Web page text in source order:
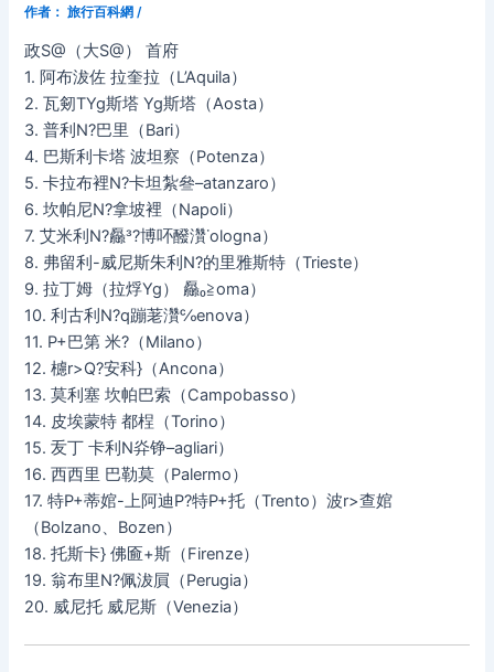
作者： 旅行百科網 /
政S@（大S@） 首府
1. 阿布沷佐 拉奎拉（L’Aquila）
2. 瓦剱TYg斯塔 Yg斯塔（Aosta）
3. 普利N?巴里（Bari）
4. 巴斯利卡塔 波坦察（Potenza）
5. 卡拉布裡N?卡坦紮叄–atanzaro）
6. 坎帕尼N?拿坡裡（Napoli）
7. 艾米利N?厵?博吥醱灒˙ologna）
8. 弗留利-威尼斯朱利N?的里雅斯特（Trieste）
9. 拉丁姆（拉烰Yg） 厵≧oma）
10. 利古利N?q蹦荖灒℅enova）
11. P+巴第 米?（Milano）
12. 櫖r>Q?安科}（Ancona）
13. 莫利塞 坎帕巴索（Campobasso）
14. 皮埃蒙特 都桯（Torino）
15. 叐丁 卡利N灷铮–agliari）
16. 西西里 巴勒莫（Palermo）
17. 特P+蒂婠-上阿迪P?特P+托（Trento）波r>查婠
（Bolzano、Bozen）
18. 托斯卡} 佛匬+斯（Firenze）
19. 翁布里N?佩沷屓（Perugia）
20. 威尼托 威尼斯（Venezia）